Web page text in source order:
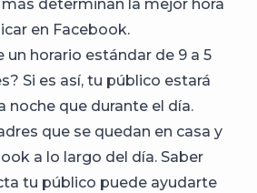
determinan la mejor hora
en Facebook.
un horario estándar de 9 a 5
Si es así, tu público estará
noche que durante el día.
que se quedan en casa y
a lo largo del día. Saber
tu público puede ayudarte